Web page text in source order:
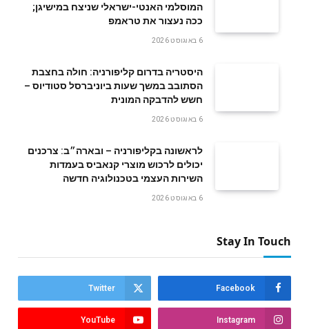
המוסלמי האנטי-ישראלי שניצח במישיגן;
ככה נעצור את טראמפ
6 באוגוסט 2026
היסטריה בדרום קליפורניה: חולה בחצבת
הסתובב במשך שעות ביוניברסל סטודיוס –
חשש להדבקה המונית
6 באוגוסט 2026
לראשונה בקליפורניה – ובארה״ב: צרכנים
יכולים לרכוש מוצרי קנאביס בעמדות
השירות העצמי בטכנולוגיה חדשה
6 באוגוסט 2026
Stay In Touch
Facebook
Twitter
Instagram
YouTube